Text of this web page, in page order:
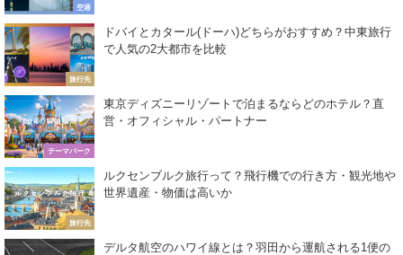
空港
旅行先
ドバイとカタール(ドーハ)どちらがおすすめ？中東旅行
で人気の2大都市を比較
テーマパーク
東京ディズニーリゾートで泊まるならどのホテル？直
営・オフィシャル・パートナー
旅行先
ルクセンブルク旅行って？飛行機での行き方・観光地や
世界遺産・物価は高いか
デルタ航空のハワイ線とは？羽田から運航される1便の